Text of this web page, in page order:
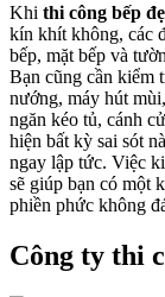
Khi thi công bếp
kín khít không, các
bếp, mặt bếp và
Bạn cũng cần kiểm
nướng, máy hút
ngăn kéo tủ, cánh
hiện bất kỳ sai sót
ngay lập tức. Việc
sẽ giúp bạn có một
phiền phức không
Công ty thi